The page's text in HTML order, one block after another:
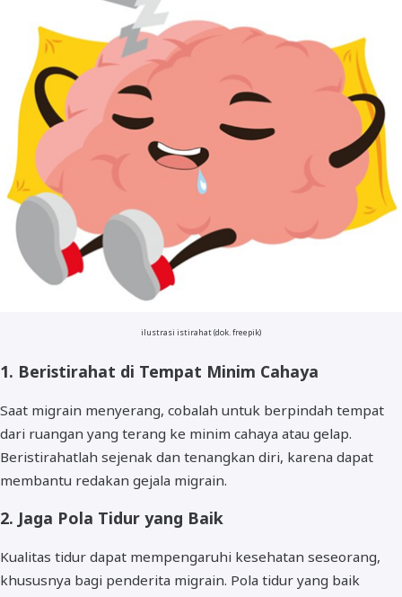
ilustrasi istirahat (dok. freepik)
1. Beristirahat di Tempat Minim Cahaya
Saat migrain menyerang, cobalah untuk berpindah tempat
dari ruangan yang terang ke minim cahaya atau gelap.
Beristirahatlah sejenak dan tenangkan diri, karena dapat
membantu redakan gejala migrain.
2. Jaga Pola Tidur yang Baik
Kualitas tidur dapat mempengaruhi kesehatan seseorang,
khususnya bagi penderita migrain. Pola tidur yang baik